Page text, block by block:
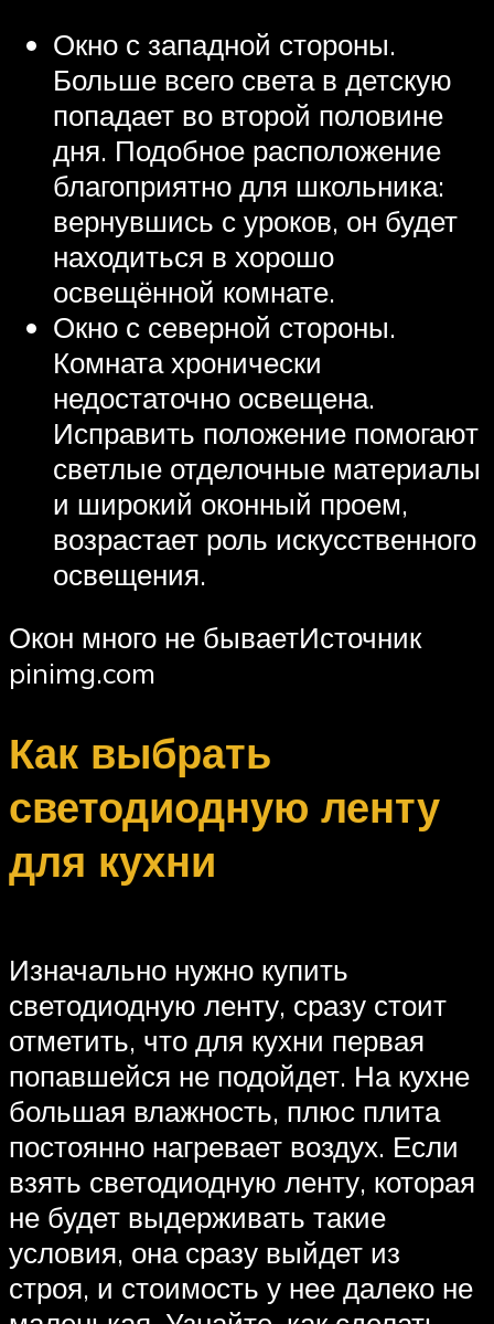
Окно с западной стороны.
Больше всего света в детскую
попадает во второй половине
дня. Подобное расположение
благоприятно для школьника:
вернувшись с уроков, он будет
находиться в хорошо
освещённой комнате.
Окно с северной стороны.
Комната хронически
недостаточно освещена.
Исправить положение помогают
светлые отделочные материалы
и широкий оконный проем,
возрастает роль искусственного
освещения.
Окон много не бываетИсточник
pinimg.com
Как выбрать
светодиодную ленту
для кухни
Изначально нужно купить
светодиодную ленту, сразу стоит
отметить, что для кухни первая
попавшейся не подойдет. На кухне
большая влажность, плюс плита
постоянно нагревает воздух. Если
взять светодиодную ленту, которая
не будет выдерживать такие
условия, она сразу выйдет из
строя, и стоимость у нее далеко не